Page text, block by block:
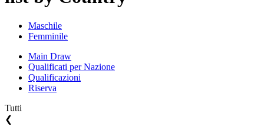
Maschile
Femminile
Main Draw
Qualificati per Nazione
Qualificazioni
Riserva
Tutti
❮